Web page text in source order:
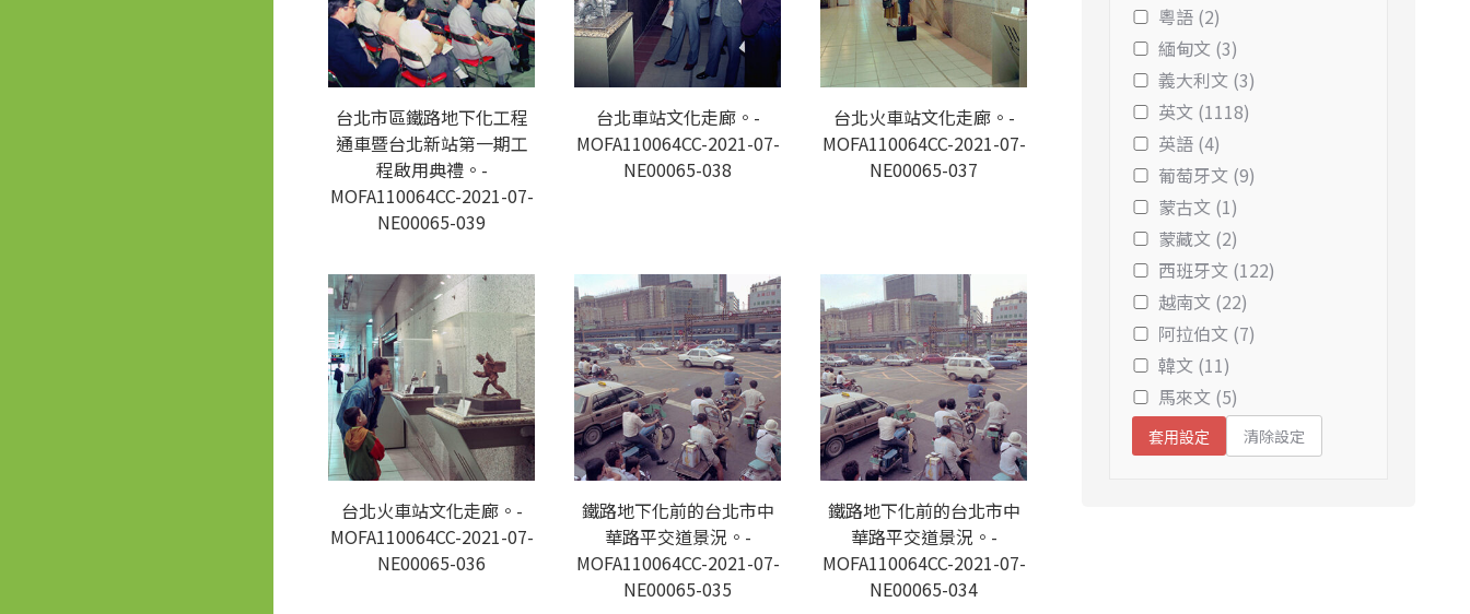
台北市區鐵路地下化工程
通車暨台北新站第一期工
程啟用典禮。-
MOFA110064CC-2021-07-
NE00065-039
台北車站文化走廊。-
MOFA110064CC-2021-07-
NE00065-038
台北火車站文化走廊。-
MOFA110064CC-2021-07-
NE00065-037
台北火車站文化走廊。-
MOFA110064CC-2021-07-
NE00065-036
鐵路地下化前的台北市中
華路平交道景況。-
MOFA110064CC-2021-07-
NE00065-035
鐵路地下化前的台北市中
華路平交道景況。-
MOFA110064CC-2021-07-
NE00065-034
粵語 (2)
緬甸文 (3)
義大利文 (3)
英文 (1118)
英語 (4)
葡萄牙文 (9)
蒙古文 (1)
蒙藏文 (2)
西班牙文 (122)
越南文 (22)
阿拉伯文 (7)
韓文 (11)
馬來文 (5)
套用設定 清除設定